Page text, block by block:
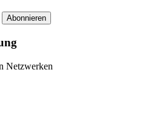
Abonnieren
Netzwerken